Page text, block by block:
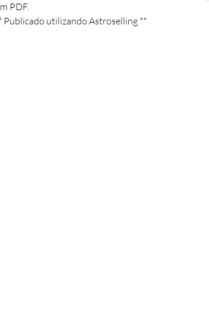
PDF.
Publicado utilizando Astroselling **